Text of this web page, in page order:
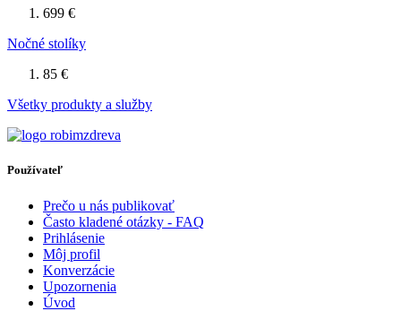
699 €
Nočné stolíky
85 €
Všetky produkty a služby
Používateľ
Prečo u nás publikovať
Často kladené otázky - FAQ
Prihlásenie
Môj profil
Konverzácie
Upozornenia
Úvod